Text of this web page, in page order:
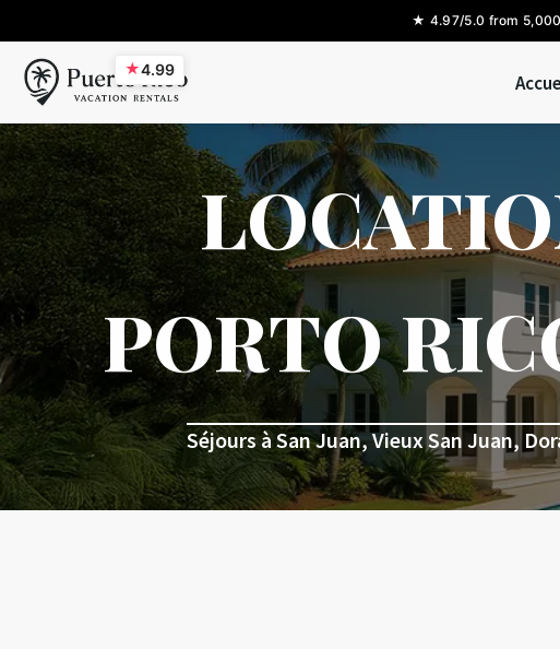
★ 4.97/5.0 from
★4.99
PORTO
Séjours à San Juan, Vieux San Juan,